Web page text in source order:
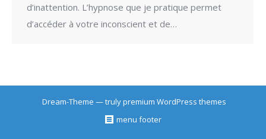
d’inattention. L’hypnose que je pratique permet
d’accéder à votre inconscient et de…
Dream-Theme — trulypremium WordPress themes
menu footer